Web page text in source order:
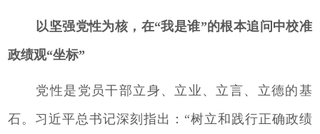
以坚强党性为核，在“我是谁”的根本追问中校准
政绩观“坐标”
党性是党员干部立身、立业、立言、立德的基
石。习近平总书记深刻指出：“树立和践行正确政绩